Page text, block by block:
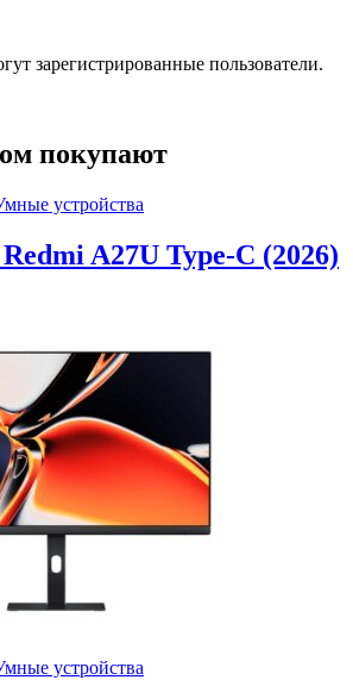
зарегистрированные пользователи.
покупают
устройства
A27U Type-C (2026)
устройства